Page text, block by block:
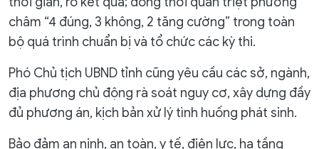
châm “4 đúng, 3 không, 2 tăng cường” trong toàn
bộ quá trình chuẩn bị và tổ chức các kỳ thi.
Phó Chủ tịch UBND tỉnh cũng yêu cầu các sở, ngành,
địa phương chủ động rà soát nguy cơ, xây dựng đầy
đủ phương án, kịch bản xử lý tình huống phát sinh.
Bảo đảm an ninh, an toàn, y tế, điện lực, hạ tầng